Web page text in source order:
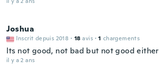
Joshua
Inscrit depuis 2018 · 18 avis · 1 chargements
Its not good, not bad but not good either
il y a 2 ans